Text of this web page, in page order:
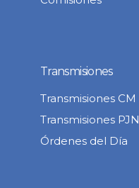
Transmisiones
Transmisiones CM
Transmisiones PJN
Órdenes del Día